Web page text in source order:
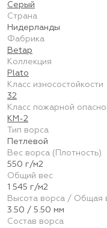
Серый
Страна
Нидерланды
Фабрика
Betap
Коллекция
Plato
Класс износостойкости
32
Класс пожарной
КМ-2
Тип ворса
Петлевой
Вес ворса (Плотность)
550 г/м2
Общий вес
1 545 г/м2
Высота ворса / Общая
3.50 / 5.50 мм
Состав ворса